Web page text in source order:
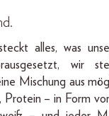
alles, was
wir
Mischung aus
Protein – in Form